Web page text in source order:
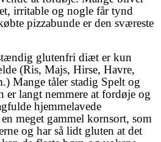
irritable og nogle får tynd
pizzabunde er den sværeste
glutenfri diæt er kun
(Ris, Majs, Hirse, Havre,
Mange tåler stadig Spelt og
er langt nemmere at fordøje og
hjemmelavede
meget gammel kornsort, som
og har så lidt gluten at det